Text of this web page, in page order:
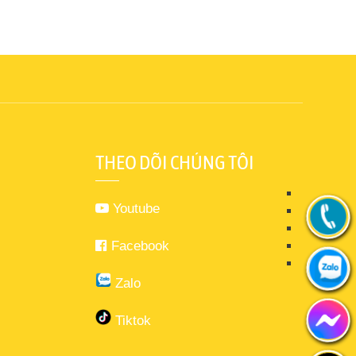
THEO DÕI CHÚNG TÔI
Youtube
Facebook
Zalo
Tiktok